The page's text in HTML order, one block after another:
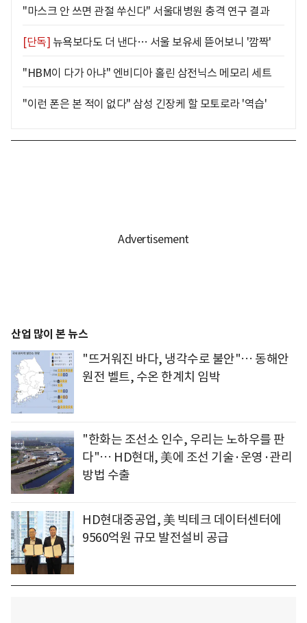
"마스크 안 쓰면 관절 쑤신다" 서울대병원 충격 연구 결과
[단독] 뉴욕보다도 더 낸다… 서울 보유세 뜯어보니 '깜짝'
"HBM이 다가 아냐" 엔비디아 홀린 삼전닉스 메모리 세트
"이런 폰은 본 적이 없다" 삼성 긴장케 할 모토로라 '역습'
산업 많이 본 뉴스
"뜨거워진 바다, 냉각수로 불안"… 동해안
원전 벨트, 수온 한계치 임박
"한화는 조선소 인수, 우리는 노하우를 판
다"… HD현대, 美에 조선 기술·운영·관리
방법 수출
HD현대중공업, 美 빅테크 데이터센터에
9560억원 규모 발전설비 공급